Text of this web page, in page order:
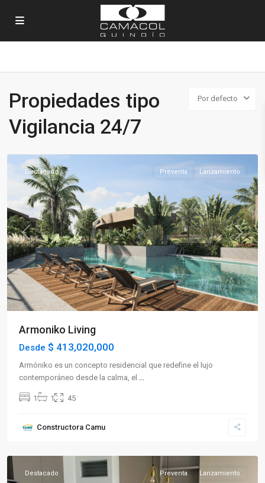
Por defecto
Propiedades tipo
Vigilancia 24/7
La
Previous Next
Destacado Preventa Lanzamiento
Armoniko Living
Desde $ 413,020,000
Armóniko es un concepto residencial que redefine el lujo
contemporáneo desde la calma, el
1 1 45
Constructora Camu
Sur,
Destacado Preventa Lanzamiento